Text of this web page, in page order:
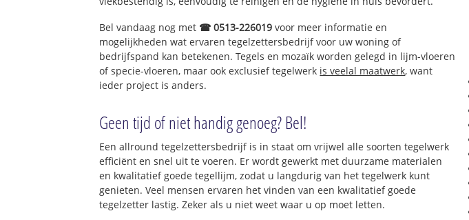
Bel vandaag nog met ☎ 0513-226019 voor meer informatie en
mogelijkheden wat ervaren tegelzettersbedrijf voor uw woning of
bedrijfspand kan betekenen. Tegels en mozaïk worden gelegd in lijm-vloeren
of specie-vloeren, maar ook exclusief tegelwerk is veelal maatwerk, want
ieder project is anders.
Geen tijd of niet handig genoeg? Bel!
Een allround tegelzettersbedrijf is in staat om vrijwel alle soorten tegelwerk
efficiënt en snel uit te voeren. Er wordt gewerkt met duurzame materialen
en kwalitatief goede tegellijm, zodat u langdurig van het tegelwerk kunt
genieten. Veel mensen ervaren het vinden van een kwalitatief goede
tegelzetter lastig. Zeker als u niet weet waar u op moet letten.